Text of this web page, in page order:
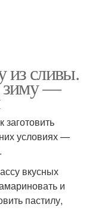
из сливы.
зиму —
заготовить
условиях —
вкусных
и
пастилу,